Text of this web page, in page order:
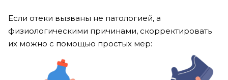
Если отеки вызваны не патологией, а
физиологическими причинами, скорректировать
их можно с помощью простых мер: